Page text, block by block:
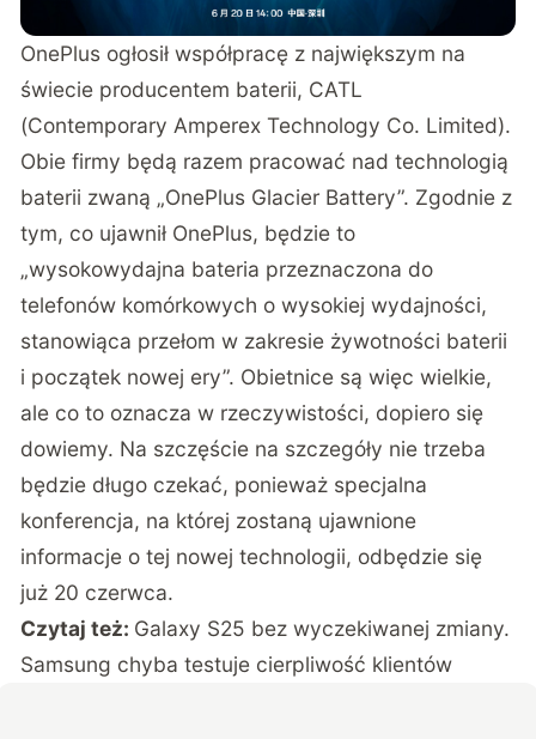
OnePlus ogłosił współpracę z największym na
świecie producentem baterii, CATL
(Contemporary Amperex Technology Co. Limited).
Obie firmy będą razem pracować nad technologią
baterii zwaną „OnePlus Glacier Battery”. Zgodnie z
tym, co ujawnił OnePlus, będzie to
„wysokowydajna bateria przeznaczona do
telefonów komórkowych o wysokiej wydajności,
stanowiąca przełom w zakresie żywotności baterii
i początek nowej ery”. Obietnice są więc wielkie,
ale co to oznacza w rzeczywistości, dopiero się
dowiemy. Na szczęście na szczegóły nie trzeba
będzie długo czekać, ponieważ specjalna
konferencja, na której zostaną ujawnione
informacje o tej nowej technologii, odbędzie się
już 20 czerwca.
Czytaj też: Galaxy S25 bez wyczekiwanej zmiany.
Samsung chyba testuje cierpliwość klientów